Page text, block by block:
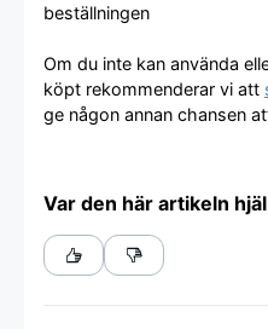
beställningen
Om du inte kan använda
köpt rekommenderar vi att
ge någon annan chansen
Var den här artikeln